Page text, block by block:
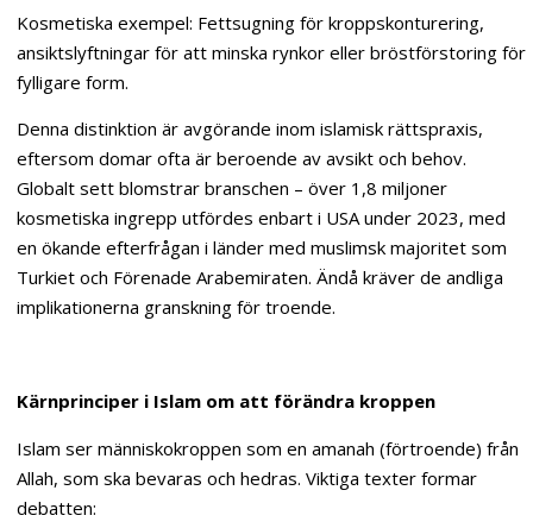
Kosmetiska exempel: Fettsugning för kroppskonturering,
ansiktslyftningar för att minska rynkor eller bröstförstoring för
fylligare form.
Denna distinktion är avgörande inom islamisk rättspraxis,
eftersom domar ofta är beroende av avsikt och behov.
Globalt sett blomstrar branschen – över 1,8 miljoner
kosmetiska ingrepp utfördes enbart i USA under 2023, med
en ökande efterfrågan i länder med muslimsk majoritet som
Turkiet och Förenade Arabemiraten. Ändå kräver de andliga
implikationerna granskning för troende.
Kärnprinciper i Islam om att förändra kroppen
Islam ser människokroppen som en amanah (förtroende) från
Allah, som ska bevaras och hedras. Viktiga texter formar
debatten: